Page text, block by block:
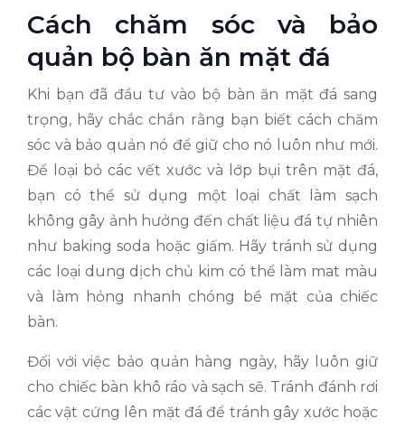
Cách chăm sóc và bảo
quản bộ bàn ăn mặt đá
Khi bạn đã đầu tư vào bộ bàn ăn mặt đá sang
trọng, hãy chắc chắn rằng bạn biết cách chăm
sóc và bảo quản nó để giữ cho nó luôn như mới.
Để loại bỏ các vết xước và lớp bụi trên mặt đá,
bạn có thể sử dụng một loại chất làm sạch
không gây ảnh hưởng đến chất liệu đá tự nhiên
như baking soda hoặc giấm. Hãy tránh sử dụng
các loại dung dịch chủ kim có thể làm mat màu
và làm hỏng nhanh chóng bề mặt của chiếc
bàn.
Đối với việc bảo quản hàng ngày, hãy luôn giữ
cho chiếc bàn khô ráo và sạch sẽ. Tránh đánh rơi
các vật cứng lên mặt đá để tránh gây xước hoặc